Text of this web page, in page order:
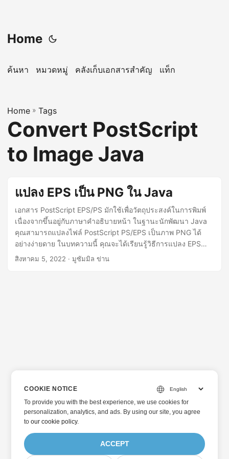
Home
ค้นหา หมวดหมู่ คลังเก็บเอกสารสำคัญ แท็ก
Home » Tags
Convert PostScript
to Image Java
แปลง EPS เป็น PNG ใน Java
เอกสาร PostScript EPS/PS มักใช้เพื่อวัตถุประสงค์ในการพิมพ์
เนื่องจากขึ้นอยู่กับภาษาคำอธิบายหน้า ในฐานะนักพัฒนา Java
คุณสามารถแปลงไฟล์ PostScript PS/EPS เป็นภาพ PNG ได้
อย่างง่ายดาย ในบทความนี้ คุณจะได้เรียนรู้วิธีการแปลง EPS
เป็น PNG ใน Java
สิงหาคม 5, 2022 · มูซัมมิล ข่าน
COOKIE NOTICE
To provide you with the best experience, we use cookies for
personalization, analytics, and ads. By using our site, you agree
toour cookie policy.
ACCEPT